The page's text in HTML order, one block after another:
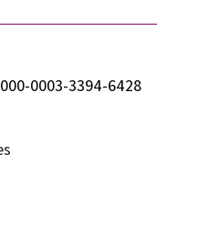
0003-3394-6428